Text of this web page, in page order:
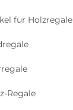
für Holzregale
Regale